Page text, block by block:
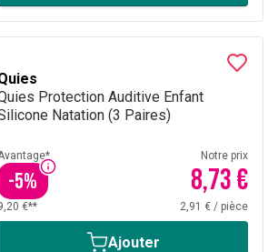
Protection Auditive Enfant
Natation (3 Paires)
-5%
Notre prix
8,73 €
€** 2,91 € / pièce
Ajouter